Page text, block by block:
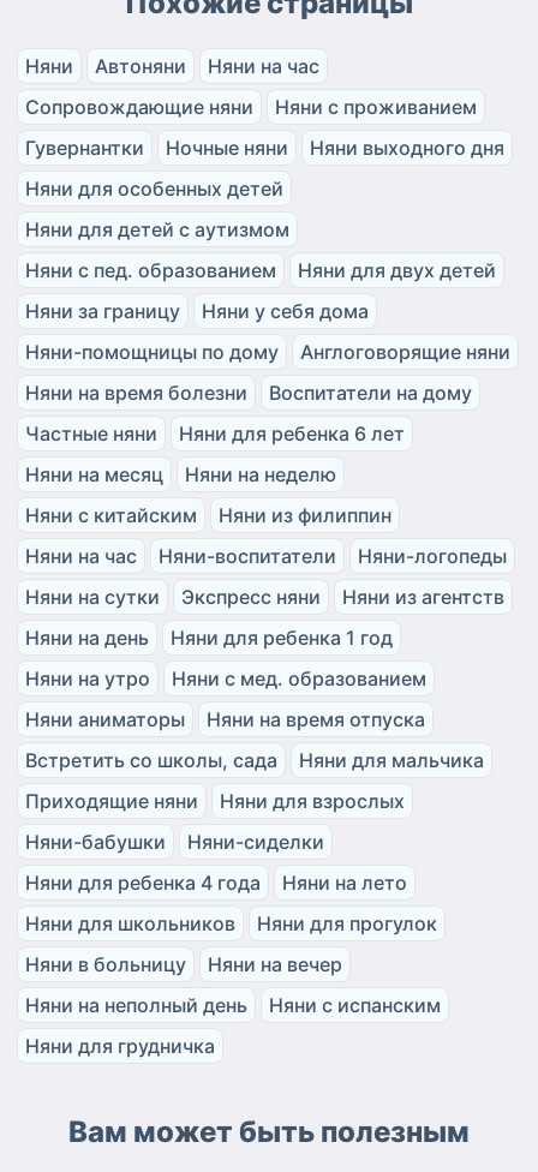
Няни Автоняни
Няни на час
Сопровождающие няни
Няни с проживанием
Гувернантки
Ночные няни
Няни выходного дня
Няни для особенных детей
Няни для детей с аутизмом
Няни с пед. образованием
Няни для двух детей
Няни за границу
Няни у себя дома
Няни-помощницы по дому
Англоговорящие няни
Няни на время болезни
Воспитатели на дому
Частные няни
Няни для ребенка 6 лет
Няни на месяц
Няни на неделю
Няни с китайским
Няни из филиппин
Няни на час
Няни-воспитатели
Няни-логопеды
Няни на сутки
Экспресс няни
Няни из агентств
Няни на день
Няни для ребенка 1 год
Няни на утро
Няни с мед. образованием
Няни аниматоры
Няни на время отпуска
Встретить со школы, сада
Няни для мальчика
Приходящие няни
Няни для взрослых
Няни-бабушки
Няни-сиделки
Няни для ребенка 4 года
Няни на лето
Няни для школьников
Няни для прогулок
Няни в больницу
Няни на вечер
Няни на неполный день
Няни с испанским
Няни для грудничка
Вам может быть полезным